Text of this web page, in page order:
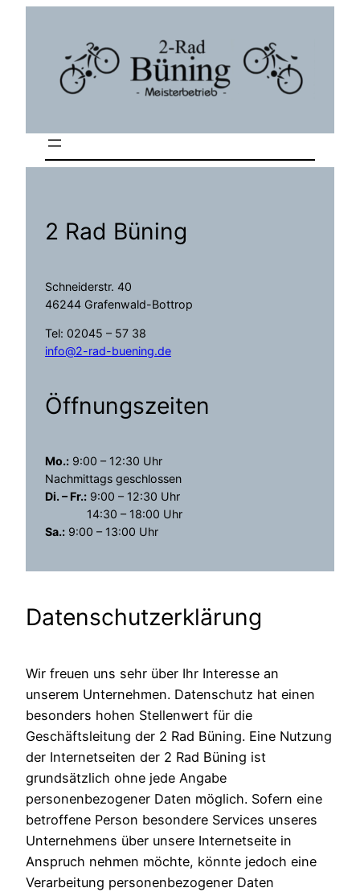
2 Rad Büning
Schneiderstr. 40
46244 Grafenwald-Bottrop
Tel: 02045 – 57 38
info@2-rad-buening.de
Öffnungszeiten
Mo.: 9:00 – 12:30 Uhr
Nachmittags geschlossen
Di. – Fr.: 9:00 – 12:30 Uhr
14:30 – 18:00 Uhr
Sa.: 9:00 – 13:00 Uhr
Datenschutzerklärung
Wir freuen uns sehr über Ihr Interesse an
unserem Unternehmen. Datenschutz hat einen
besonders hohen Stellenwert für die
Geschäftsleitung der 2 Rad Büning. Eine Nutzung
der Internetseiten der 2 Rad Büning ist
grundsätzlich ohne jede Angabe
personenbezogener Daten möglich. Sofern eine
betroffene Person besondere Services unseres
Unternehmens über unsere Internetseite in
Anspruch nehmen möchte, könnte jedoch eine
Verarbeitung personenbezogener Daten